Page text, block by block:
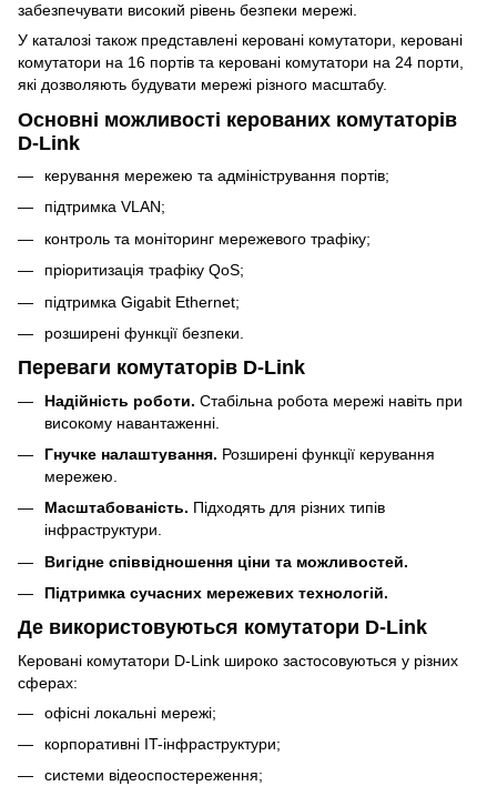
забезпечувати високий рівень безпеки мережі.
У каталозі також представлені керовані комутатори, керовані
комутатори на 16 портів та керовані комутатори на 24 порти,
які дозволяють будувати мережі різного масштабу.
Основні можливості керованих комутаторів
D-Link
керування мережею та адміністрування портів;
підтримка VLAN;
контроль та моніторинг мережевого трафіку;
пріоритизація трафіку QoS;
підтримка Gigabit Ethernet;
розширені функції безпеки.
Переваги комутаторів D-Link
Надійність роботи. Стабільна робота мережі навіть при
високому навантаженні.
Гнучке налаштування. Розширені функції керування
мережею.
Масштабованість. Підходять для різних типів
інфраструктури.
Вигідне співвідношення ціни та можливостей.
Підтримка сучасних мережевих технологій.
Де використовуються комутатори D-Link
Керовані комутатори D-Link широко застосовуються у різних
сферах:
офісні локальні мережі;
корпоративні IT-інфраструктури;
системи відеоспостереження;